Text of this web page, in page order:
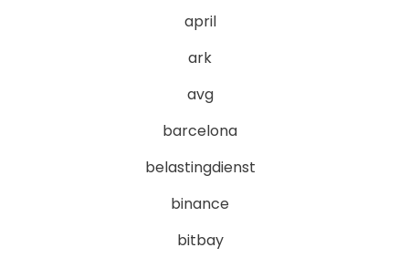
april
ark
avg
barcelona
belastingdienst
binance
bitbay